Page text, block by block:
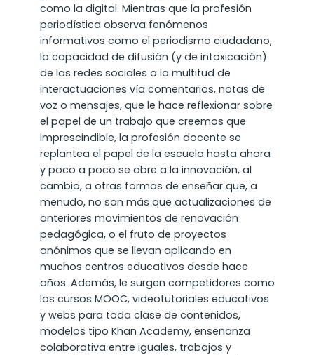
como la digital. Mientras que la profesión
periodística observa fenómenos
informativos como el periodismo ciudadano,
la capacidad de difusión (y de intoxicación)
de las redes sociales o la multitud de
interactuaciones vía comentarios, notas de
voz o mensajes, que le hace reflexionar sobre
el papel de un trabajo que creemos que
imprescindible, la profesión docente se
replantea el papel de la escuela hasta ahora
y poco a poco se abre a la innovación, al
cambio, a otras formas de enseñar que, a
menudo, no son más que actualizaciones de
anteriores movimientos de renovación
pedagógica, o el fruto de proyectos
anónimos que se llevan aplicando en
muchos centros educativos desde hace
años. Además, le surgen competidores como
los cursos MOOC, videotutoriales educativos
y webs para toda clase de contenidos,
modelos tipo Khan Academy, enseñanza
colaborativa entre iguales, trabajos y